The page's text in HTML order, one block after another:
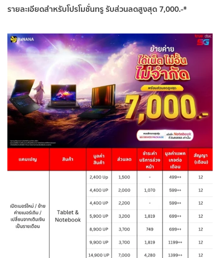
รายละเอียดสำหรับโปรโมชั่นทรู รับส่วนลดสูงสุด 7,000.-*